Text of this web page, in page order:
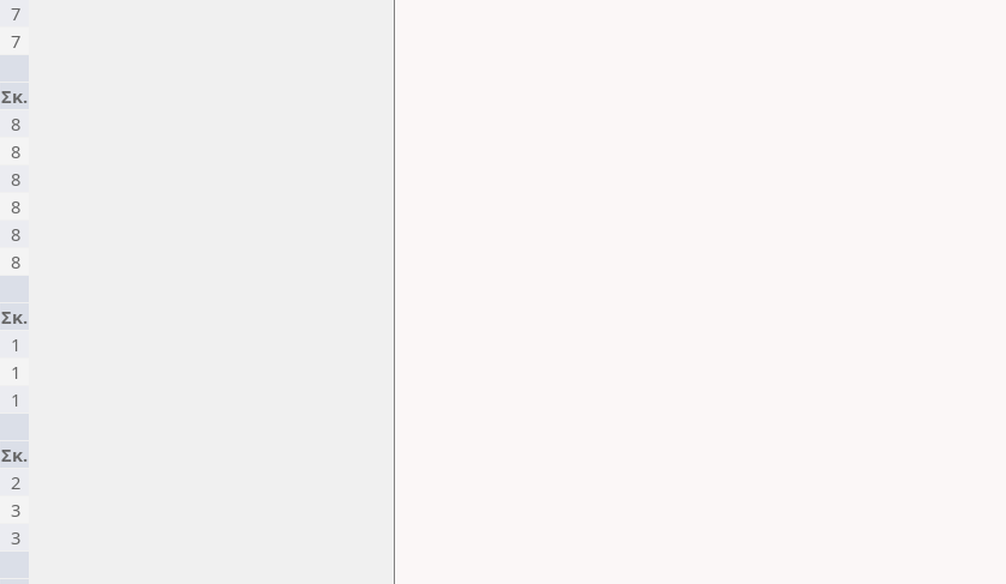
7
7
Σκ.
8
8
8
8
8
8
Σκ.
1
1
1
Σκ.
2
3
3